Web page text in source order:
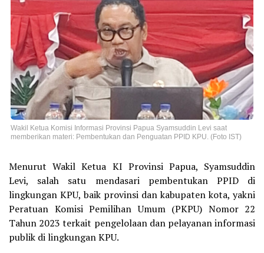
Wakil Ketua Komisi Informasi Provinsi Papua Syamsuddin Levi saat
memberikan materi: Pembentukan dan Penguatan PPID KPU. (Foto IST)
Menurut Wakil Ketua KI Provinsi Papua, Syamsuddin
Levi, salah satu mendasari pembentukan PPID di
lingkungan KPU, baik provinsi dan kabupaten kota, yakni
Peratuan Komisi Pemilihan Umum (PKPU) Nomor 22
Tahun 2023 terkait pengelolaan dan pelayanan informasi
publik di lingkungan KPU.